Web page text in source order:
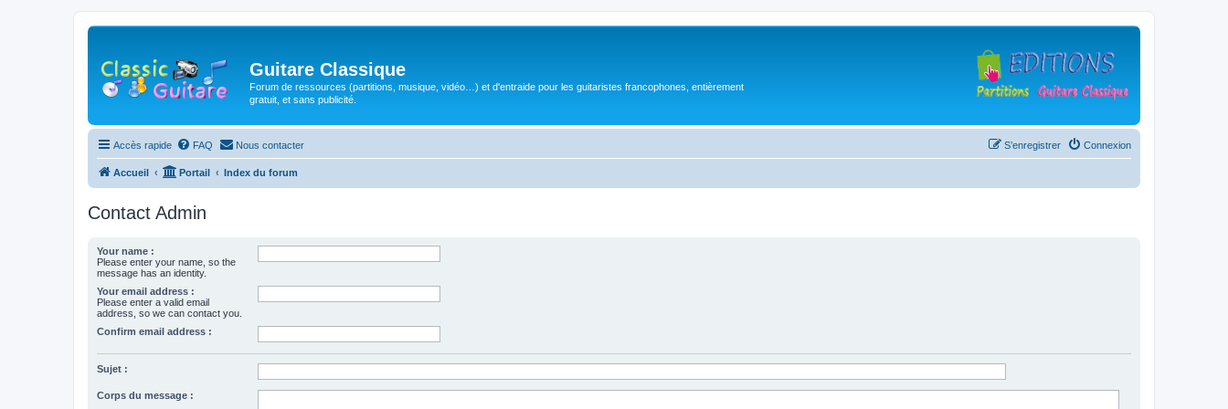
Guitare Classique
Forum de ressources (partitions, musique, vidéo…) et d'entraide pour les guitaristes francophones, entièrement
gratuit, et sans publicité.
Accès rapide FAQ Nous contacter Connexion
S’enregistrer
Accueil Portail Index du forum
Contact Admin
Your name :
Please enter your name, so the
message has an identity.
Your email address :
Please enter a valid email
address, so we can contact you.
Confirm email address :
Sujet :
Corps du message :